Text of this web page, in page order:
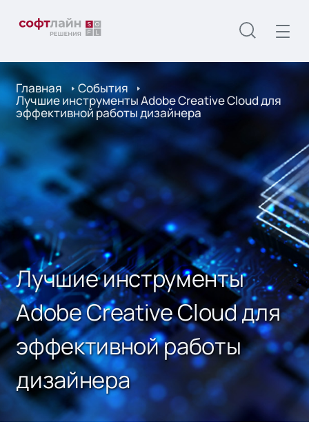
Главная События
Лучшие инструменты Adobe Creative Cloud для
эффективной работы дизайнера
Лучшие инструменты
Adobe Creative Cloud для
эффективной работы
дизайнера